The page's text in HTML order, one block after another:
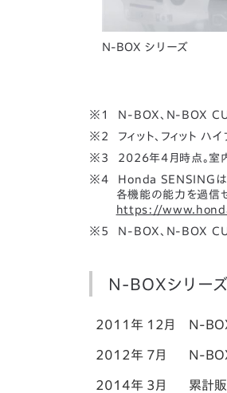
N-BOX シリーズ
N-BOX、N-BOX
フィット、フィット ハ
2026年4月時点。室
Honda SENSINGは
各機能の能力を過信
https://
N-BOX、N-BOX
N-BOXシリー
2011年 12月 N-
2012年 7月 N-
2014年 3月 累計